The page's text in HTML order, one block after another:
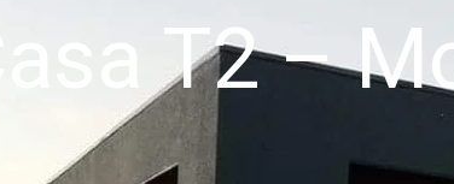
Casa T2 –